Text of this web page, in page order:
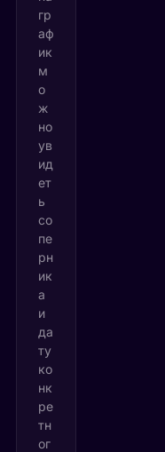
гр
аф
ик
м
о
ж
но
ув
ид
ет
ь
со
пе
рн
ик
а
и
да
ту
ко
нк
ре
тн
ог